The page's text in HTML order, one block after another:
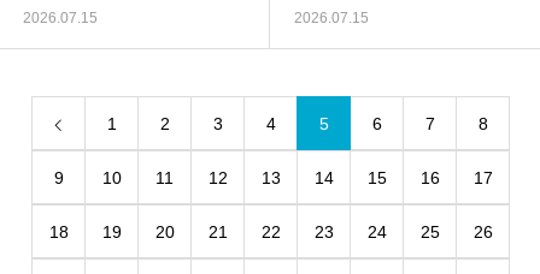
2026.07.15 2026.07.15
1 2 3 4 5 6 7 8
9 10 11 12 13 14 15 16 17
18 19 20 21 22 23 24 25 26